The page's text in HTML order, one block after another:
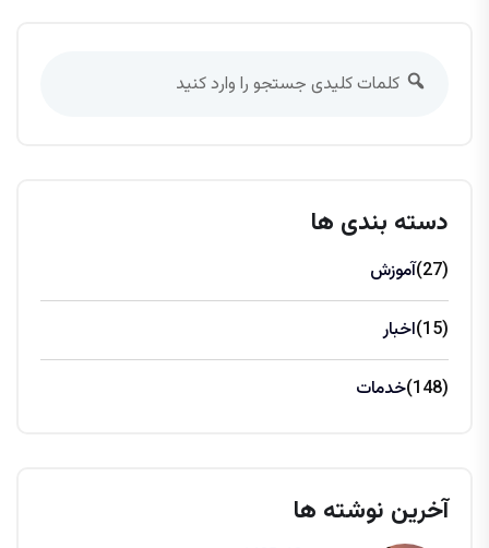
دسته بندی ها
آموزش (27)
اخبار (15)
خدمات (148)
آخرین نوشته ها